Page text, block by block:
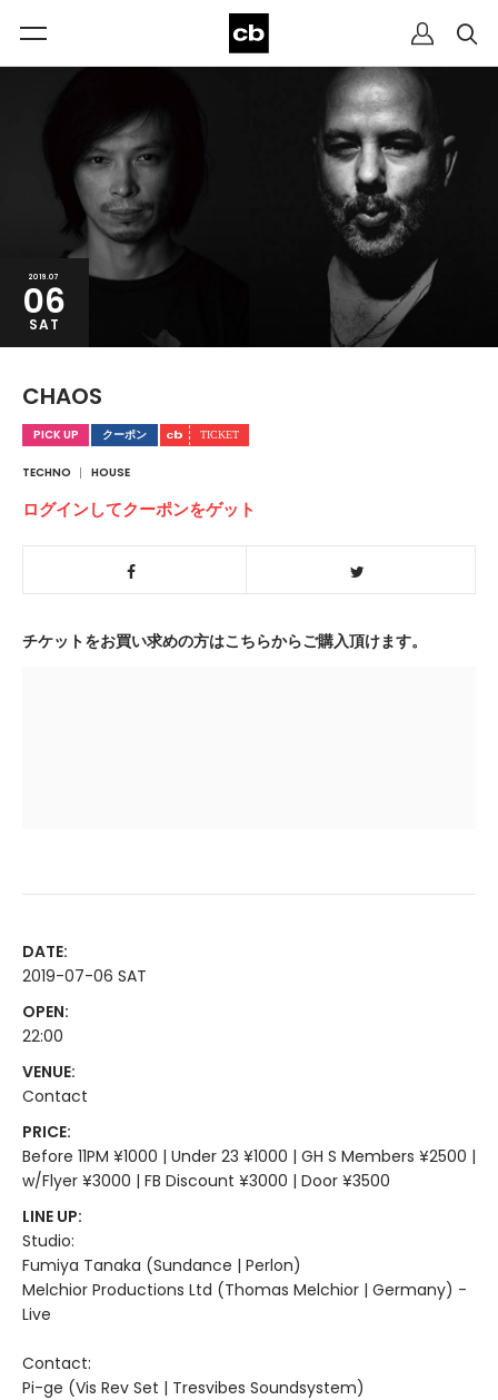
2019.07
06
SAT
CHAOS
PICK UP クーポン
TECHNO HOUSE
ログインしてクーポンをゲット
チケットをお買い求めの方はこちらからご購入頂けます。
DATE:
2019-07-06 SAT
OPEN:
22:00
VENUE:
Contact
PRICE:
Before 11PM ¥1000 | Under 23 ¥1000 | GH S Members ¥2500 |
w/Flyer ¥3000 | FB Discount ¥3000 | Door ¥3500
LINE UP:
Studio:
Fumiya Tanaka (Sundance | Perlon)
Melchior Productions Ltd (Thomas Melchior | Germany) -
Live
Contact:
Pi-ge (Vis Rev Set | Tresvibes Soundsystem)